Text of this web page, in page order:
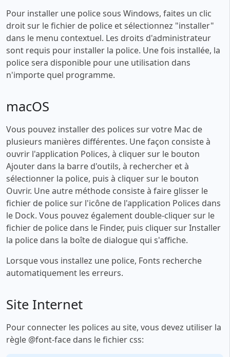
Pour installer une police sous Windows, faites un clic
droit sur le fichier de police et sélectionnez "installer"
dans le menu contextuel. Les droits d'administrateur
sont requis pour installer la police. Une fois installée, la
police sera disponible pour une utilisation dans
n'importe quel programme.
macOS
Vous pouvez installer des polices sur votre Mac de
plusieurs manières différentes. Une façon consiste à
ouvrir l'application Polices, à cliquer sur le bouton
Ajouter dans la barre d'outils, à rechercher et à
sélectionner la police, puis à cliquer sur le bouton
Ouvrir. Une autre méthode consiste à faire glisser le
fichier de police sur l'icône de l'application Polices dans
le Dock. Vous pouvez également double-cliquer sur le
fichier de police dans le Finder, puis cliquer sur Installer
la police dans la boîte de dialogue qui s'affiche.
Lorsque vous installez une police, Fonts recherche
automatiquement les erreurs.
Site Internet
Pour connecter les polices au site, vous devez utiliser la
règle @font-face dans le fichier css: